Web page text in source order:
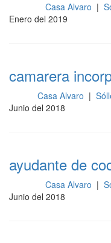
Casa Alvaro |
Enero del 2019
camarera
Casa Alvaro |
Junio del 2018
ayudante de
Casa Alvaro |
Junio del 2018